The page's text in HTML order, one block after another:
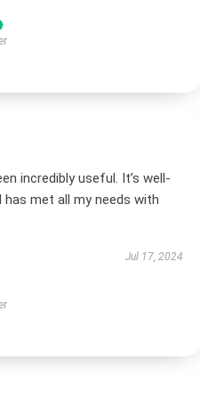
incredibly useful. It’s well-
met all my needs with
Jul 17, 2024